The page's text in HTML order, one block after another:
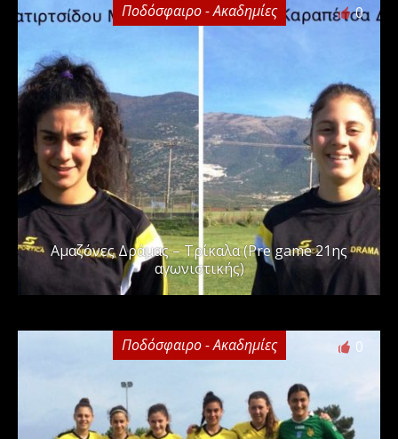
Ποδόσφαιρο - Ακαδημίες 0
Αμαζόνες Δράμας – Τρίκαλα (Pre game 21ης
αγωνιστικής)
Ποδόσφαιρο - Ακαδημίες 0